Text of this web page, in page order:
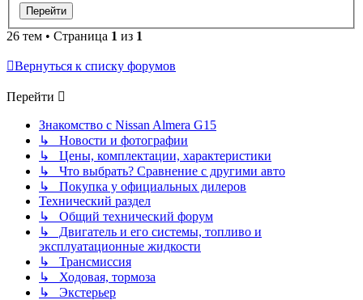
26 тем • Страница 1 из 1
Вернуться к списку форумов
Перейти
Знакомство с Nissan Almera G15
↳ Новости и фотографии
↳ Цены, комплектации, характеристики
↳ Что выбрать? Сравнение с другими авто
↳ Покупка у официальных дилеров
Технический раздел
↳ Общий технический форум
↳ Двигатель и его системы, топливо и
эксплуатационные жидкости
↳ Трансмиссия
↳ Ходовая, тормоза
↳ Экстерьер